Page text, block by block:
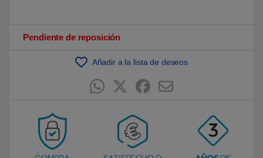
ó
n
Pendiente de reposición
Añadir a la lista de deseos